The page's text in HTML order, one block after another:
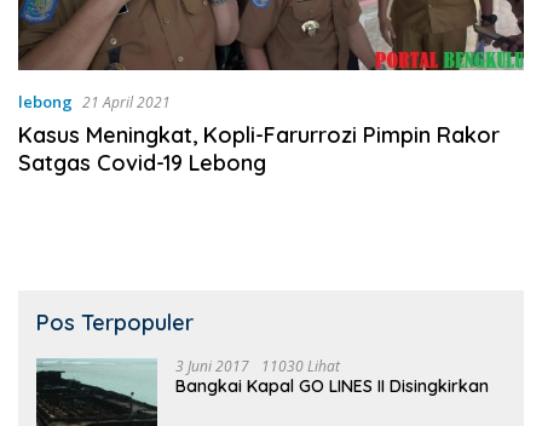
lebong 21 April 2021
Kasus Meningkat, Kopli-Farurrozi Pimpin Rakor
Satgas Covid-19 Lebong
Pos Terpopuler
3 Juni 2017 11030 Lihat
Bangkai Kapal GO LINES II Disingkirkan